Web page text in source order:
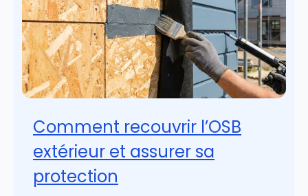
Comment recouvrir l’OSB
extérieur et assurer sa
protection